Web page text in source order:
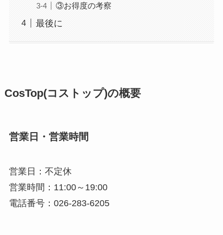
③お得度の考察
最後に
CosTop(コストップ)の概要
営業日・営業時間
営業日：不定休
営業時間：11:00～19:00
電話番号：026-283-6205